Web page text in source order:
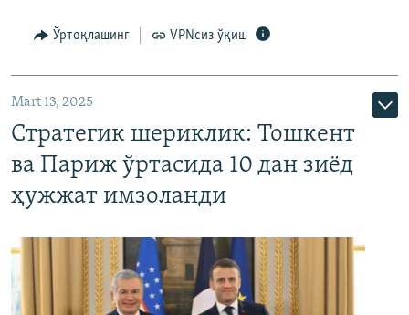
Ўртоқлашинг VPNсиз ўқиш
Mart 13, 2025
Стратегик шериклик: Тошкент
ва Париж ўртасида 10 дан зиёд
ҳужжат имзоланди